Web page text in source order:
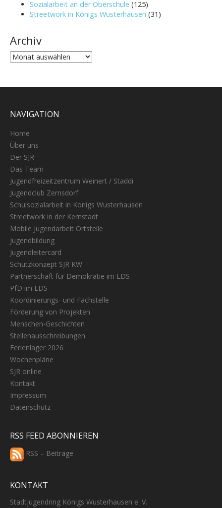
Sozialarbeit an der Oberschule (125)
Streetwork in Königs Wusterhausen (31)
Archiv
Archiv
NAVIGATION
Home
Über uns
Der SJR
Das Team
Jugendfreizeitzentrum Weinert / Staddi
Jugendclub Zernsdorf
Schulsozialarbeit in Königs Wusterhausen
Streetwork in der Kernstadt
Mobile Jugendarbeit Ortsteile
Jugendbildung
Jugendleitercard
Schutzkonzept SJR KW
Partnerschaft für Demokratie im LDS
PfD im LDS
Koordinierungs- und Fachstelle
Förderung von Projekten
Menschen-Geschichten
Stellenausschreibungen
Ferienlager 2026
Wochenpläne
SJR online
Kontakt
Impressum
Datenschutz
RSS FEED ABONNIEREN
RSS – Beiträge
KONTAKT
Stadtjugendring Königs Wusterhausen e. V.